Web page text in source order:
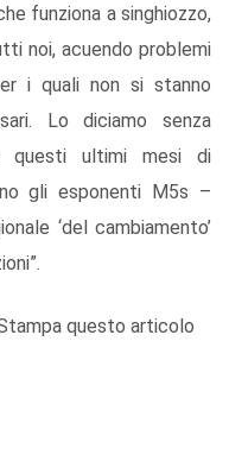
funziona a singhiozzo,
noi, acuendo problemi
i quali non si stanno
Lo diciamo senza
questi ultimi mesi di
gli esponenti M5s –
‘del cambiamento’
questo articolo